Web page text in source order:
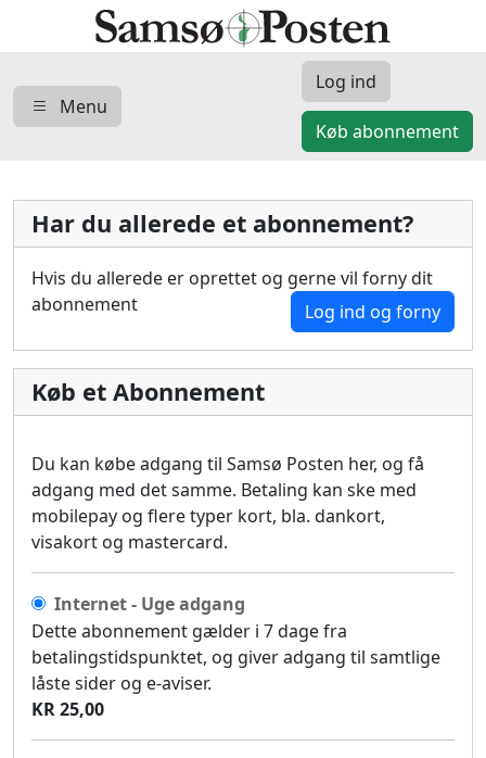
Menu
Log ind
Køb abonnement
Har du allerede et abonnement?
Hvis du allerede er oprettet og gerne vil forny dit
abonnement
Log ind og forny
Køb et Abonnement
Du kan købe adgang til Samsø Posten her, og få
adgang med det samme. Betaling kan ske med
mobilepay og flere typer kort, bla. dankort,
visakort og mastercard.
Internet - Uge adgang
Dette abonnement gælder i 7 dage fra
betalingstidspunktet, og giver adgang til samtlige
låste sider og e-aviser.
KR 25,00